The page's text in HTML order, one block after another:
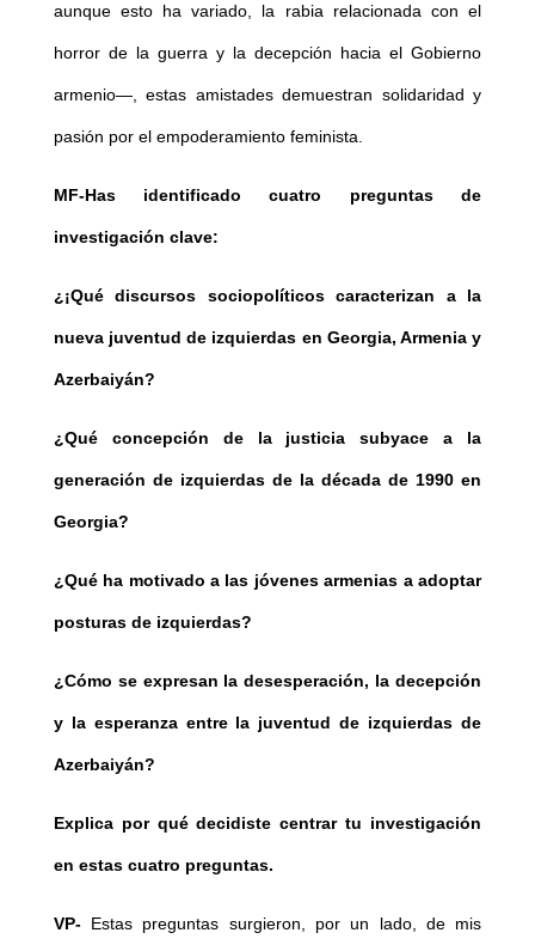
aunque esto ha variado, la rabia relacionada con el
horror de la guerra y la decepción hacia el Gobierno
armenio—, estas amistades demuestran solidaridad y
pasión por el empoderamiento feminista.
MF-Has identificado cuatro preguntas de
investigación clave:
¿¡Qué discursos sociopolíticos caracterizan a la
nueva juventud de izquierdas en Georgia, Armenia y
Azerbaiyán?
¿Qué concepción de la justicia subyace a la
generación de izquierdas de la década de 1990 en
Georgia?
¿Qué ha motivado a las jóvenes armenias a adoptar
posturas de izquierdas?
¿Cómo se expresan la desesperación, la decepción
y la esperanza entre la juventud de izquierdas de
Azerbaiyán?
Explica por qué decidiste centrar tu investigación
en estas cuatro preguntas.
VP-Estas preguntas surgieron, por un lado, de mis